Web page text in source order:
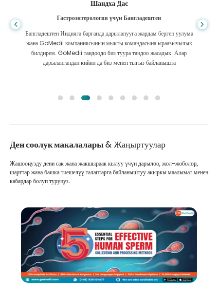
Шандха Дас
Гастроэнтерология үчүн Бангладештен
Бангладештен Индияга барганда дарыланууга жардам берген уулума
жана GoMedii компаниясынын мыкты командасына ыраазычылык
билдирем. GoMedii тандоодо биз туура тандоо жасадык. Алар
дарылангандан кийин да биз менен тыгыз байланышта
Ден соолук макалалары& Жаңыртуулар
Жашооңузду дени сак жана жакшыраак кылуу үчүн дарылоо, жол-жоболор,
шарттар жана башка тиешелүү талаптарга байланыштуу акыркы маалымат менен
кабардар болуп туруңуз.